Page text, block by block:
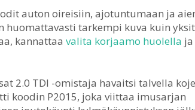
auton oireisiin, ajotuntumaan ja
huomattavasti tarkempi kuva kuin
kannattaa valita korjaamo huolella
2.0 TDI -omistaja havaitsi talvella
koodin P2015, joka viittaa imusarjan